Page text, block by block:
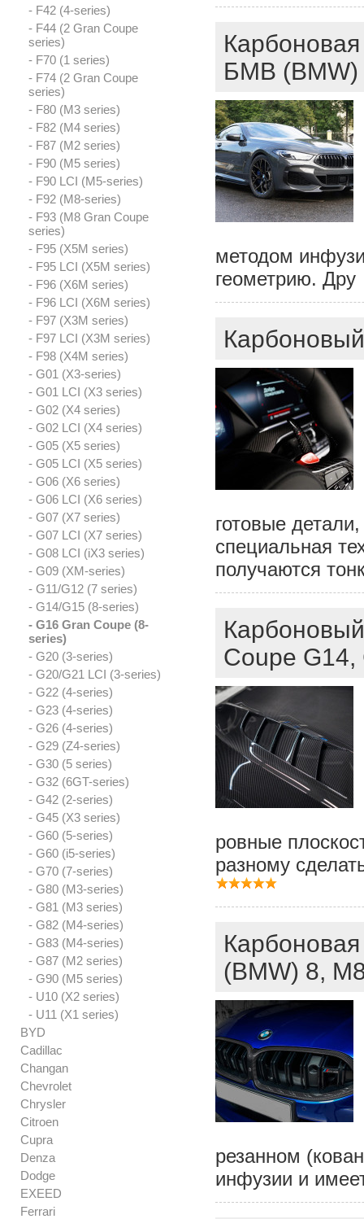
- F42 (4-series)
- F44 (2 Gran Coupe
series)
- F70 (1 series)
- F74 (2 Gran Coupe
series)
- F80 (M3 series)
- F82 (M4 series)
- F87 (M2 series)
- F90 (M5 series)
- F90 LCI (M5-series)
- F92 (M8-series)
- F93 (M8 Gran Coupe
series)
- F95 (X5M series)
- F95 LCI (X5M series)
- F96 (X6M series)
- F96 LCI (X6M series)
- F97 (X3M series)
- F97 LCI (X3M series)
- F98 (X4M series)
- G01 (X3-series)
- G01 LCI (X3 series)
- G02 (X4 series)
- G02 LCI (X4 series)
- G05 (X5 series)
- G05 LCI (X5 series)
- G06 (X6 series)
- G06 LCI (X6 series)
- G07 (X7 series)
- G07 LCI (X7 series)
- G08 LCI (iX3 series)
- G09 (XM-series)
- G11/G12 (7 series)
- G14/G15 (8-series)
- G16 Gran Coupe (8-
series)
- G20 (3-series)
- G20/G21 LCI (3-series)
- G22 (4-series)
- G23 (4-series)
- G26 (4-series)
- G29 (Z4-series)
- G30 (5 series)
- G32 (6GT-series)
- G42 (2-series)
- G45 (X3 series)
- G60 (5-series)
- G60 (i5-series)
- G70 (7-series)
- G80 (M3-series)
- G81 (M3 series)
- G82 (M4-series)
- G83 (M4-series)
- G87 (M2 series)
- G90 (M5 series)
- U10 (X2 series)
- U11 (X1 series)
BYD
Cadillac
Changan
Chevrolet
Chrysler
Citroen
Cupra
Denza
Dodge
EXEED
Ferrari
БМВ (BMW)
методом
геометрию. Дру
готовые
специальная
получаются
Coupe G14,
ровные
разному
(BMW) 8,
резанном
инфузии и